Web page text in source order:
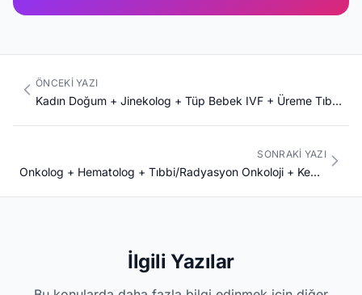
ÖNCEKI YAZI
Kadın Doğum + Jinekolog + Tüp Bebek IVF + Üreme Tıbbı + Perinatoloji Komple Kariyer Rehberi 2026: Türkiye IVF Dünya #4 + Bahçeci Jinemed Acıbadem Memorial + 25.000 Kadın Doğum + 850 IVF Merkezi + Sağlık Turizmi Premium
SONRAKI YAZI
Onkolog + Hematolog + Tıbbi/Radyasyon Onkoloji + Kemoterapi + İmmünoterapi Komple Kariyer Rehberi 2026: Türkiye 250.000 Kanser/Yıl + Anadolu Sağlık Hopkins + Acıbadem Kanser + MD Anderson + Memorial Sloan Kettering
İlgili Yazılar